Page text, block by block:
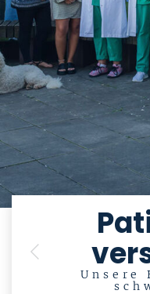
Unsere
Previous